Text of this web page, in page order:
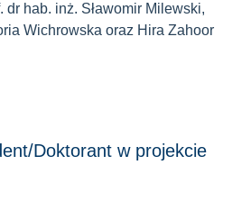
dr hab. inż. Sławomir Milewski,
Wichrowska oraz Hira Zahoor
Doktorant w projekcie